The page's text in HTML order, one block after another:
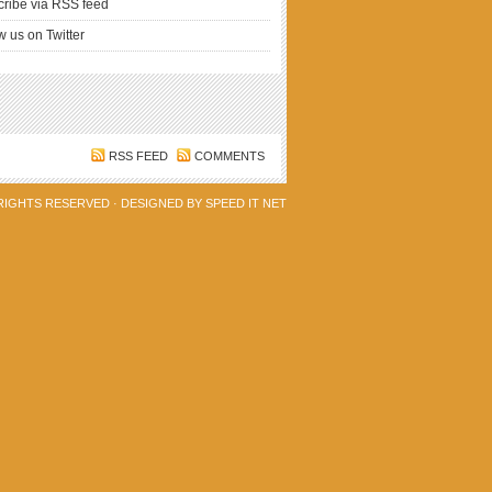
via RSS feed
us on Twitter
RSS FEED COMMENTS
RESERVED · DESIGNED BY SPEED IT NET